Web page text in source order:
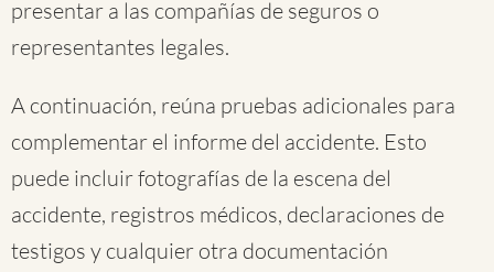
presentar a las compañías de seguros o
representantes legales.
A continuación, reúna pruebas adicionales para
complementar el informe del accidente. Esto
puede incluir fotografías de la escena del
accidente, registros médicos, declaraciones de
testigos y cualquier otra documentación